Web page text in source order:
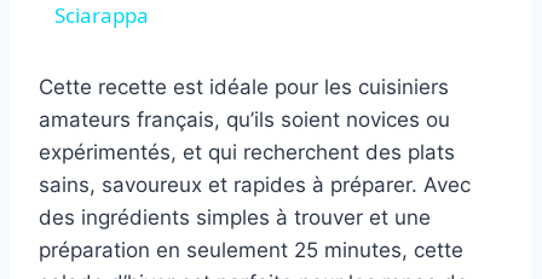
Sciarappa
Cette recette est idéale pour les cuisiniers
amateurs français, qu’ils soient novices ou
expérimentés, et qui recherchent des plats
sains, savoureux et rapides à préparer. Avec
des ingrédients simples à trouver et une
préparation en seulement 25 minutes, cette